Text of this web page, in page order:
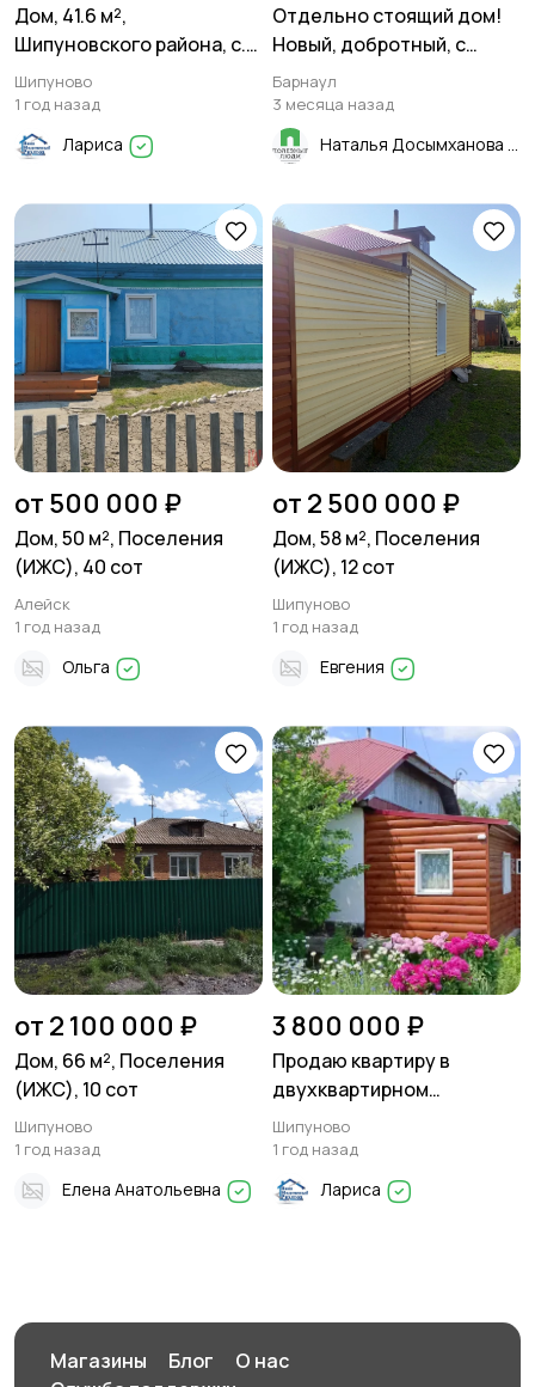
Дом, 41.6 м²,
Шипуновского района, с.
Нечунаево Поселения
(ИЖС), 9 сот
Шипуново
1 год назад
Лариса
Отдельно стоящий дом!
Новый, добротный, с
гаражом! В черте города,
рядом со всей
инфраструктурой!
Барнаул
3 месяца назад
Наталья Досымханова
от 500 000 ₽
Дом, 50 м², Поселения
(ИЖС), 40 сот
Алейск
1 год назад
Ольга
от 2 500 000 ₽
Дом, 58 м², Поселения
(ИЖС), 12 сот
Шипуново
1 год назад
Евгения
от 2 100 000 ₽
Дом, 66 м², Поселения
(ИЖС), 10 сот
Шипуново
1 год назад
Елена Анатольевна
3 800 000 ₽
Продаю квартиру в
двухквартирном
кирпичном доме
Шипуново
1 год назад
Лариса
Магазины Блог
О нас